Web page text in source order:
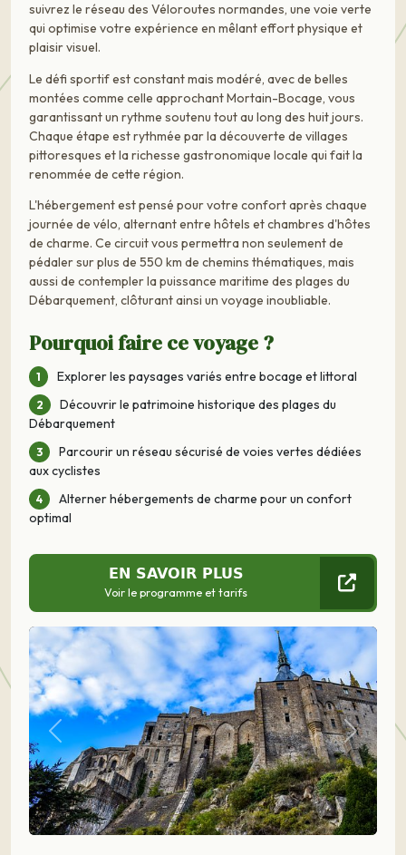
suivrez le réseau des Véloroutes normandes, une voie verte
qui optimise votre expérience en mêlant effort physique et
plaisir visuel.
Le défi sportif est constant mais modéré, avec de belles
montées comme celle approchant Mortain-Bocage, vous
garantissant un rythme soutenu tout au long des huit jours.
Chaque étape est rythmée par la découverte de villages
pittoresques et la richesse gastronomique locale qui fait la
renommée de cette région.
L'hébergement est pensé pour votre confort après chaque
journée de vélo, alternant entre hôtels et chambres d'hôtes
de charme. Ce circuit vous permettra non seulement de
pédaler sur plus de 550 km de chemins thématiques, mais
aussi de contempler la puissance maritime des plages du
Débarquement, clôturant ainsi un voyage inoubliable.
Pourquoi faire ce voyage ?
Explorer les paysages variés entre bocage et littoral
Découvrir le patrimoine historique des plages du
Débarquement
Parcourir un réseau sécurisé de voies vertes dédiées
aux cyclistes
Alterner hébergements de charme pour un confort
optimal
EN SAVOIR PLUS
Voir le programme et tarifs
Précédent Suivant